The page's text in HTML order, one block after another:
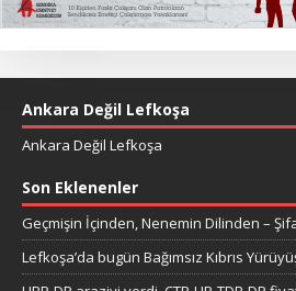
Ankara Değil Lefkoşa
Ankara Değil Lefkoşa
Son Eklenenler
Geçmişin İçinden, Nenemin Dilinden – Şifa
Lefkoşa’da bugün Bağımsız Kıbrıs